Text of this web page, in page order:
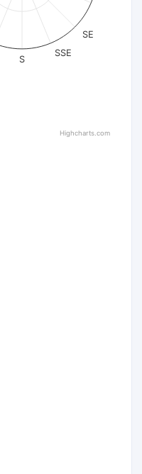
SE
SSE
S
Highcharts.com